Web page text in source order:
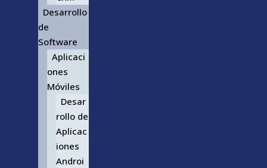
Desarrollo
de
Software
Aplicaci
ones
Móviles
Desar
rollo de
Aplicac
iones
Androi